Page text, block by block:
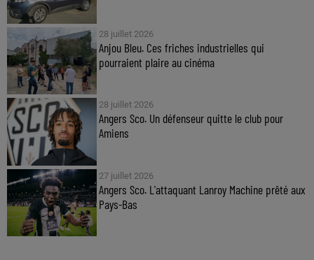
28 juillet 2026
Anjou Bleu. Ces friches industrielles qui
pourraient plaire au cinéma
28 juillet 2026
Angers Sco. Un défenseur quitte le club pour
Amiens
27 juillet 2026
Angers Sco. L'attaquant Lanroy Machine prêté aux
Pays-Bas